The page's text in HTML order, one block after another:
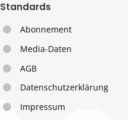
Standards
Abonnement
Media-Daten
AGB
Datenschutzerklärung
Impressum